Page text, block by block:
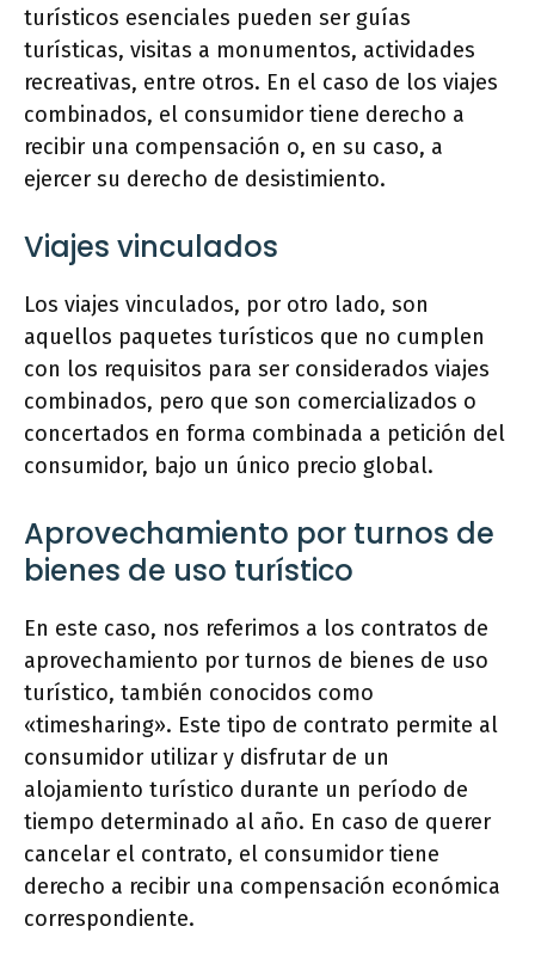
turísticos esenciales pueden ser guías
turísticas, visitas a monumentos, actividades
recreativas, entre otros. En el caso de los viajes
combinados, el consumidor tiene derecho a
recibir una compensación o, en su caso, a
ejercer su derecho de desistimiento.
Viajes vinculados
Los viajes vinculados, por otro lado, son
aquellos paquetes turísticos que no cumplen
con los requisitos para ser considerados viajes
combinados, pero que son comercializados o
concertados en forma combinada a petición del
consumidor, bajo un único precio global.
Aprovechamiento por turnos de
bienes de uso turístico
En este caso, nos referimos a los contratos de
aprovechamiento por turnos de bienes de uso
turístico, también conocidos como
«timesharing». Este tipo de contrato permite al
consumidor utilizar y disfrutar de un
alojamiento turístico durante un período de
tiempo determinado al año. En caso de querer
cancelar el contrato, el consumidor tiene
derecho a recibir una compensación económica
correspondiente.